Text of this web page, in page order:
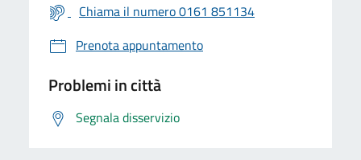
Chiama il numero 0161 851134
Prenota appuntamento
Problemi in città
Segnala disservizio